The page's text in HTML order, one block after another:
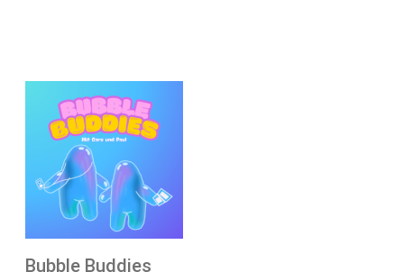
Bubble Buddies